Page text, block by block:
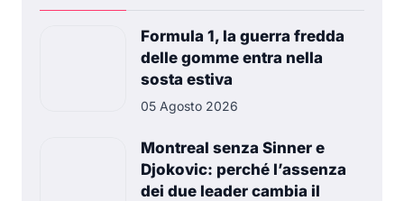
Formula 1, la guerra fredda
delle gomme entra nella
sosta estiva
05 Agosto 2026
Montreal senza Sinner e
Djokovic: perché l’assenza
dei due leader cambia il